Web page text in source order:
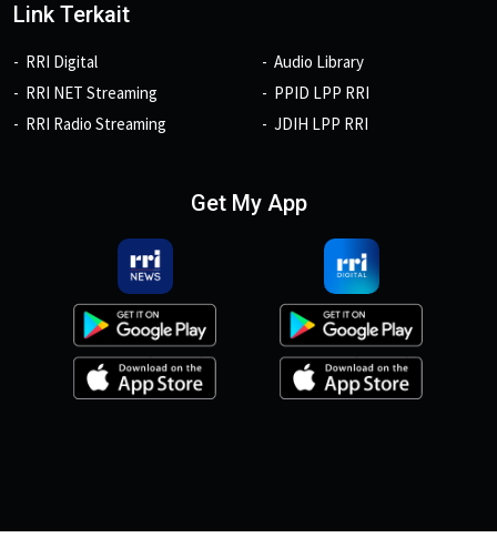
Link Terkait
RRI Digital
RRI NET Streaming
RRI Radio Streaming
Audio Library
PPID LPP RRI
JDIH LPP RRI
Get My App